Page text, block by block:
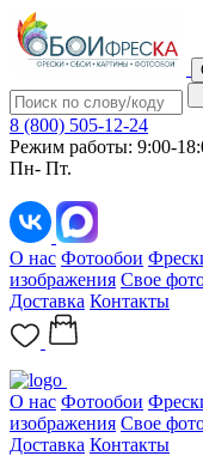
8 (800) 505-12-24
Режим работы: 9:00-
Пн- Пт.
О нас Фотообои
изображения Свое
Доставка Контакты
О нас Фотообои
изображения Свое
Доставка Контакты